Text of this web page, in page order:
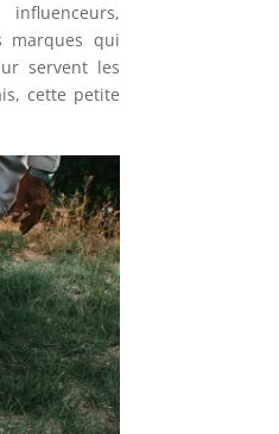
marques qui
servent les
cette petite